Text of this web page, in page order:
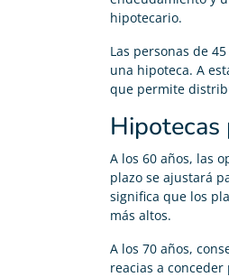
hipotecario.
Las personas de
una hipoteca. A
que permite
Hipotecas
A los 60 años, las
plazo se ajustará
significa que los
más altos.
A los 70 años,
reacias a

Gracias Adity por
Sobre todo a Pedro, el
muy agradable y atento.